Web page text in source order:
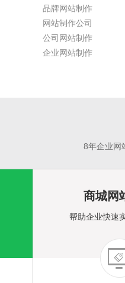
品牌网站制作
网站制作公司
公司网站制作
企业网站制作
8年企业网
商城网
帮助企业快速